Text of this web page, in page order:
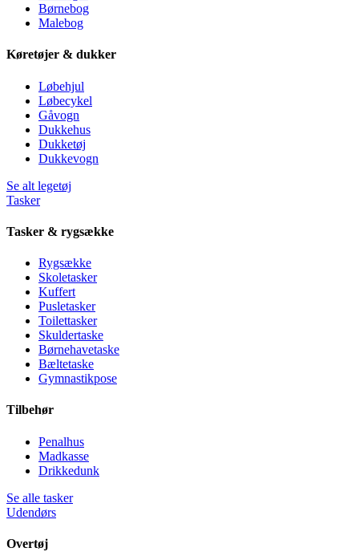
Børnebog
Malebog
Køretøjer & dukker
Løbehjul
Løbecykel
Gåvogn
Dukkehus
Dukketøj
Dukkevogn
Se alt legetøj
Tasker
Tasker & rygsække
Rygsække
Skoletasker
Kuffert
Pusletasker
Toilettasker
Skuldertaske
Børnehavetaske
Bæltetaske
Gymnastikpose
Tilbehør
Penalhus
Madkasse
Drikkedunk
Se alle tasker
Udendørs
Overtøj